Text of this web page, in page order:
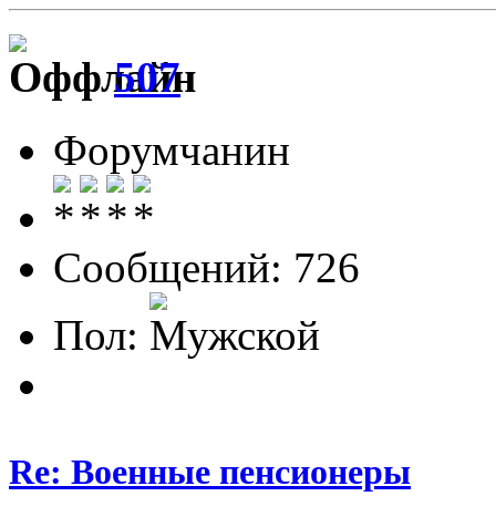
507
Форумчанин
Сообщений: 726
Пол:
Re: Военные пенсионеры